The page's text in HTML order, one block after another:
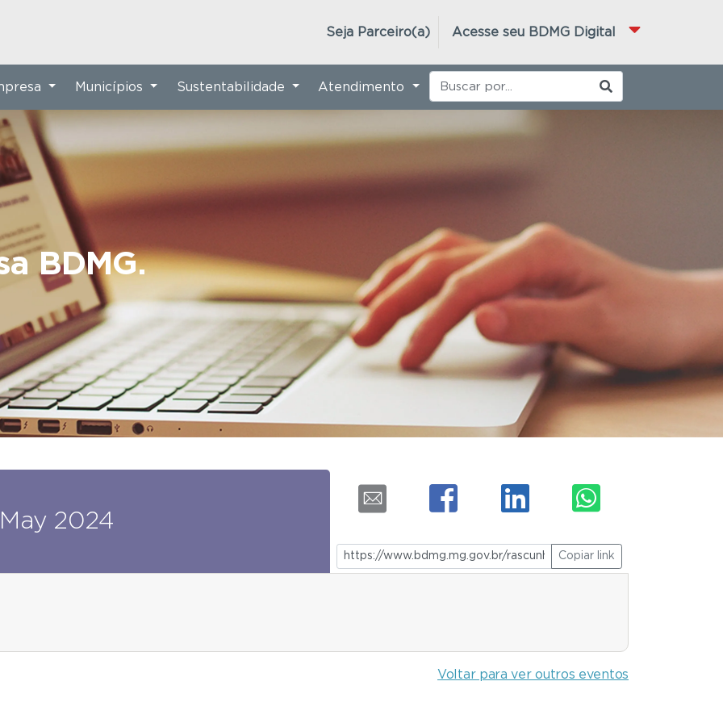
Acesse seu BDMG Digital
Seja Parceiro(a)
BDMG.
Municípios Sustentabilidade Atendimento
2024
Copiar link
Voltar para ver outros eventos